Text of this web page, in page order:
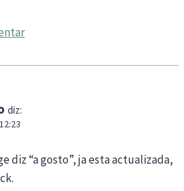
diz:
diz “a gosto”, ja esta actualizada,